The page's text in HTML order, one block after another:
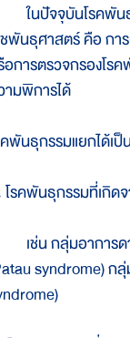
ในปัจจุบันโรคพันธุก
ชพันธุศาสตร์ คือ กา
อการตรวจกรองโร
ามพิการได้
พันธุกรรมแยกได้เป็
รคพันธุกรรมที่เกิด
เช่น กลุ่มอาการดา
syndrome) ก